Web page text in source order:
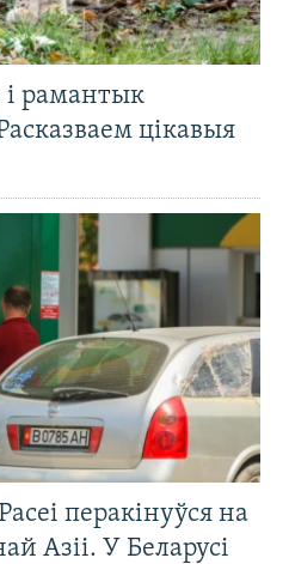
рамантык
цікавыя
перакінуўся на
Азіі. У Беларусі